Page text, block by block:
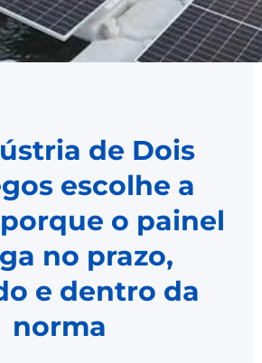
de Dois
escolhe a
porque o painel
no prazo,
e dentro da
norma